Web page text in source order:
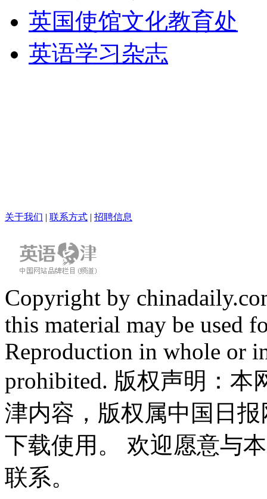
英国使馆文化教育处
英语学习杂志
关于我们 | 联系方式 | 招聘信息
Copyright by
this material may be used
Reproduction in whole or
prohibited. 版权声明：
津内容，版权属中国日
下载使用。 欢迎愿意与
联系。